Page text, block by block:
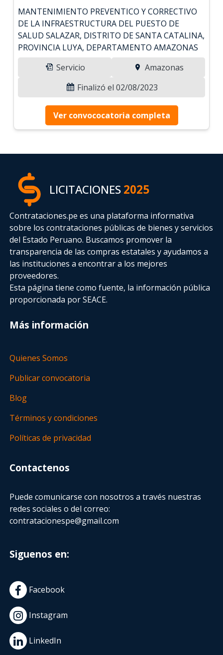
MANTENIMIENTO PREVENTICO Y CORRECTIVO
DE LA INFRAESTRUCTURA DEL PUESTO DE
SALUD SALAZAR, DISTRITO DE SANTA CATALINA,
PROVINCIA LUYA, DEPARTAMENTO AMAZONAS
Servicio
Amazonas
Finalizó el 02/08/2023
Ver convococatoria completa
LICITACIONES2025
Contrataciones.pe es una plataforma informativa
sobre los contrataciones públicas de bienes y servicios
del Estado Peruano. Buscamos promover la
transparencia de las compras estatalesy ayudamos a
las instituciones a encontrar a los mejores
proveedores.
Esta página tiene como fuente, la información pública
proporcionada por SEACE.
Más información
Quienes Somos
Publicar convocatoria
Blog
Términos y condiciones
Políticas de privacidad
Contactenos
Puede comunicarse con nosotros a través nuestras
redes sociales o del correo:
contratacionespe@gmail.com
Siguenos en:
Facebook
Instagram
LinkedIn